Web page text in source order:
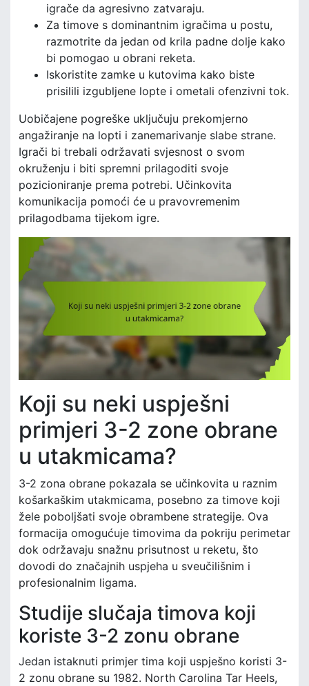
igrače da agresivno zatvaraju.
Za timove s dominantnim igračima u postu,
razmotrite da jedan od krila padne dolje kako
bi pomogao u obrani reketa.
Iskoristite zamke u kutovima kako biste
prisilili izgubljene lopte i ometali ofenzivni tok.
Uobičajene pogreške uključuju prekomjerno
angažiranje na lopti i zanemarivanje slabe strane.
Igrači bi trebali održavati svjesnost o svom
okruženju i biti spremni prilagoditi svoje
pozicioniranje prema potrebi. Učinkovita
komunikacija pomoći će u pravovremenim
prilagodbama tijekom igre.
Koji su neki uspješni
primjeri 3-2 zone obrane
u utakmicama?
3-2 zona obrane pokazala se učinkovita u raznim
košarkaškim utakmicama, posebno za timove koji
žele poboljšati svoje obrambene strategije. Ova
formacija omogućuje timovima da pokriju perimetar
dok održavaju snažnu prisutnost u reketu, što
dovodi do značajnih uspjeha u sveučilišnim i
profesionalnim ligama.
Studije slučaja timova koji
koriste 3-2 zonu obrane
Jedan istaknuti primjer tima koji uspješno koristi 3-
2 zonu obrane su 1982. North Carolina Tar Heels,